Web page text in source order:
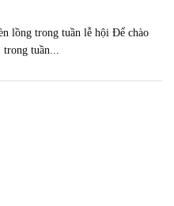
lồng trong tuần lễ hội Để chào
tuần...